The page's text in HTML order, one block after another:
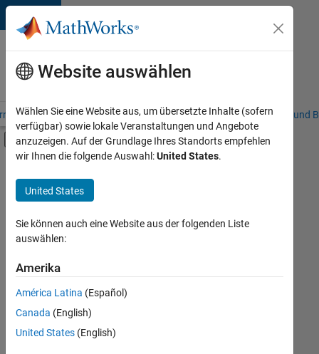
Weiter zum Inhalt
Karriere
bei
MathWorks
– Übersicht Stellensuche Niederlassungen Studierende und
Umschaltung für Off-Canvas-
Hauptinhalt
Praktika
Programm für Berufseinsteiger (EDG)
Business Applications and Tools
Infrastructure and Architecture
Release Engineering
Software Process Engineering
User Experience
Web Applications and Services
+7
Derzeit
es
keine
offenen
Stellen,
Website auswählen
Wählen Sie eine Website aus, um übersetzte Inhalte (sofern
verfügbar) sowie lokale Veranstaltungen und Angebote
anzuzeigen. Auf der Grundlage Ihres Standorts empfehlen
wir Ihnen die folgende Auswahl:United States.
United States
Sie können auch eine Website aus der folgenden Liste
auswählen:
Amerika
América Latina (Español)
Canada (English)
United States (English)